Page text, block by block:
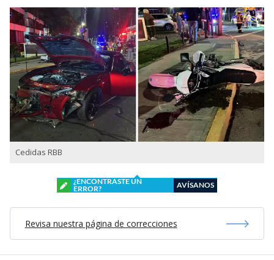
Cedidas RBB
¿ENCONTRASTE UN
ERROR?
AVÍSANOS
Revisa nuestra página de correcciones